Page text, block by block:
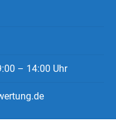
– 14:00 Uhr